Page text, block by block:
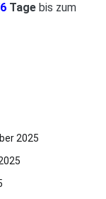
Tage bis zum
2025